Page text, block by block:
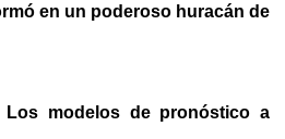
en un poderoso huracán de
Los modelos de pronóstico a